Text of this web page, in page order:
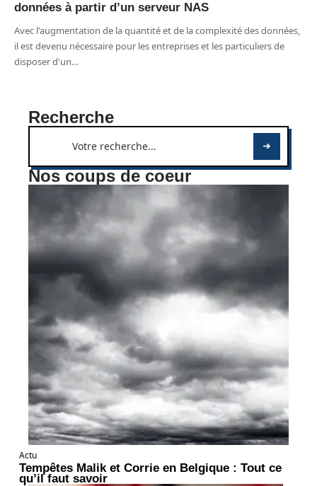
données à partir d’un serveur NAS
Avec l'augmentation de la quantité et de la complexité des données,
il est devenu nécessaire pour les entreprises et les particuliers de
disposer d'un…
Recherche
Nos coups de coeur
Actu
Tempêtes Malik et Corrie en Belgique : Tout ce
qu’il faut savoir